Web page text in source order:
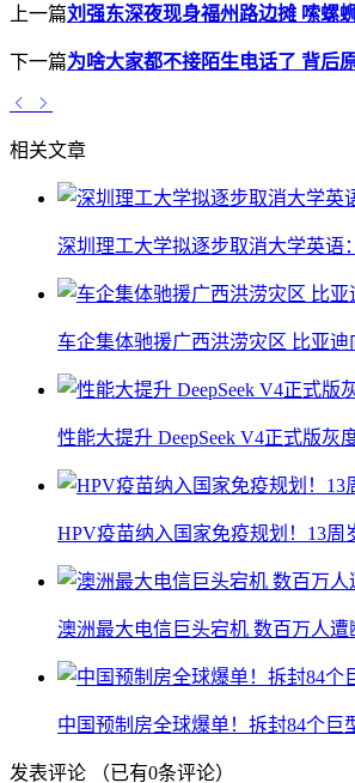
上一篇刘强东深夜现身福州路边摊 嗦螺
下一篇为啥大家都不接陌生电话了 背后
相关文章
深圳理工大学拟逐步取消大学英语
车企集体驰援广西洪涝灾区 比亚迪
性能大提升 DeepSeek V4正式版灰
HPV疫苗纳入国家免疫规划！13
澳洲最大电信巨头宕机 数百万人
中国预制房全球爆单！拆封84个巨
发表评论 （已有0条评论）